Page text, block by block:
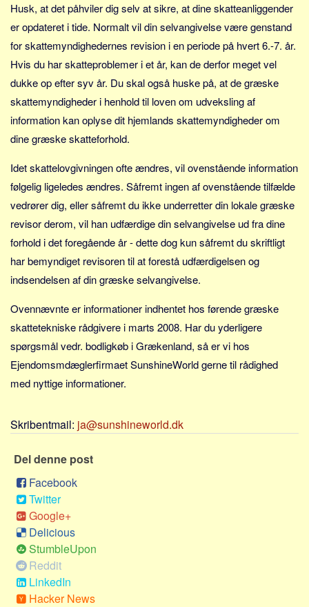
Husk, at det påhviler dig selv at sikre, at dine skatteanliggender
er opdateret i tide. Normalt vil din selvangivelse være genstand
for skattemyndighedernes revision i en periode på hvert 6.-7. år.
Hvis du har skatteproblemer i et år, kan de derfor meget vel
dukke op efter syv år. Du skal også huske på, at de græske
skattemyndigheder i henhold til loven om udveksling af
information kan oplyse dit hjemlands skattemyndigheder om
dine græske skatteforhold.
Idet skattelovgivningen ofte ændres, vil ovenstående information
følgelig ligeledes ændres. Såfremt ingen af ovenstående tilfælde
vedrører dig, eller såfremt du ikke underretter din lokale græske
revisor derom, vil han udfærdige din selvangivelse ud fra dine
forhold i det foregående år - dette dog kun såfremt du skriftligt
har bemyndiget revisoren til at forestå udfærdigelsen og
indsendelsen af din græske selvangivelse.
Ovennævnte er informationer indhentet hos førende græske
skattetekniske rådgivere i marts 2008. Har du yderligere
spørgsmål vedr. bodligkøb i Grækenland, så er vi hos
Ejendomsmdæglerfirmaet SunshineWorld gerne til rådighed
med nyttige informationer.
Skribentmail: ja@sunshineworld.dk
Del denne post
Facebook
Twitter
Google+
Delicious
StumbleUpon
Reddit
LinkedIn
Hacker News